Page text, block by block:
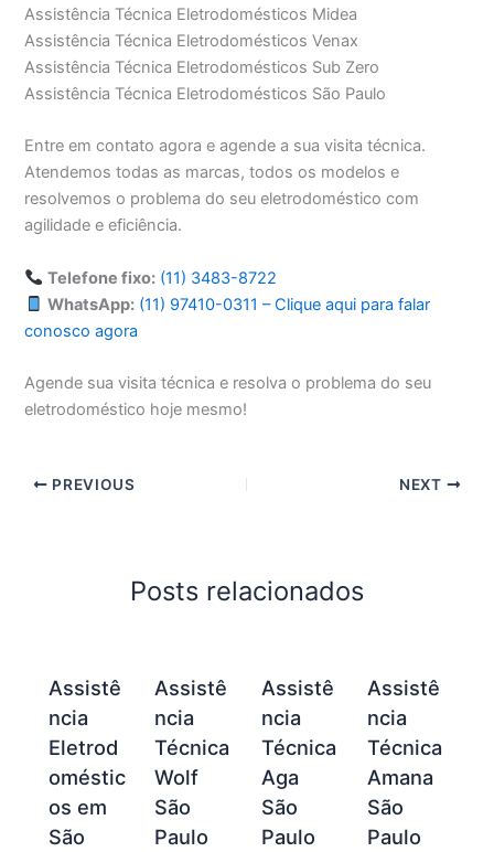
Assistência Técnica Eletrodomésticos Midea
Assistência Técnica Eletrodomésticos Venax
Assistência Técnica Eletrodomésticos Sub Zero
Assistência Técnica Eletrodomésticos São Paulo
Entre em contato agora e agende a sua visita técnica.
Atendemos todas as marcas, todos os modelos e
resolvemos o problema do seu eletrodoméstico com
agilidade e eficiência.
Telefone fixo: (11) 3483-8722
WhatsApp: (11) 97410-0311 – Clique aqui para falar
conosco agora
Agende sua visita técnica e resolva o problema do seu
eletrodoméstico hoje mesmo!
PREVIOUS NEXT
Posts relacionados
Assistê
ncia
Eletrod
oméstic
os em
São
Assistê
ncia
Técnica
Wolf
São
Paulo
Assistê
ncia
Técnica
Aga
São
Paulo
Assistê
ncia
Técnica
Amana
São
Paulo